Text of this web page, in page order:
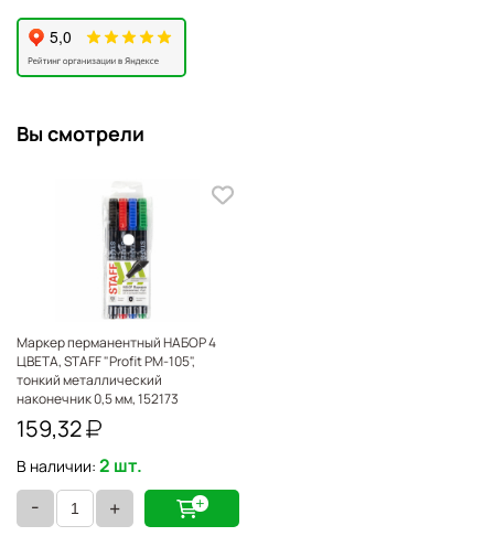
Вы смотрели
Маркер перманентный НАБОР 4
ЦВЕТА, STAFF "Profit PM-105",
тонкий металлический
наконечник 0,5 мм, 152173
159,32
В наличии: 2 шт.
- +